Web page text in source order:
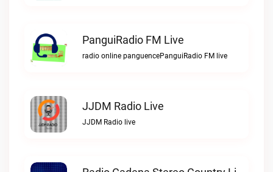
PanguiRadio FM Live
radio online panguencePanguiRadio FM live
JJDM Radio Live
JJDM Radio live